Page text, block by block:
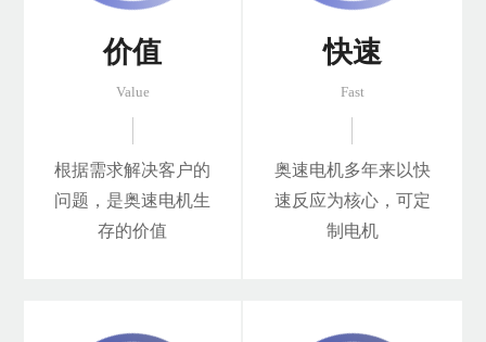
价值
Value
根据需求解决客户的
问题，是奥速电机生
存的价值
快速
Fast
奥速电机多年来以快
速反应为核心，可定
制电机